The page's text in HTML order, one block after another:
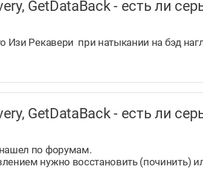
GetDataBack - есть ли
Изи Рекавери при натыкании на бэд
GetDataBack - есть ли
по форумам.
нужно восстановить (починить)